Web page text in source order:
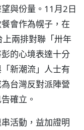
與份量。11月2日
會作為幌子，在
兩排對聯「卅年
的心境表達十分
新潮流」人士有
台灣反對派陣營
確立。
活動，益加證明